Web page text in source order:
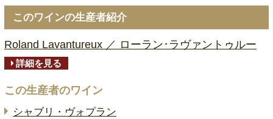
このワインの生産者紹介
Roland Lavantureux ／ ローラン･ラヴァントゥルー
詳細を見る
この生産者のワイン
シャブリ・ヴォプラン